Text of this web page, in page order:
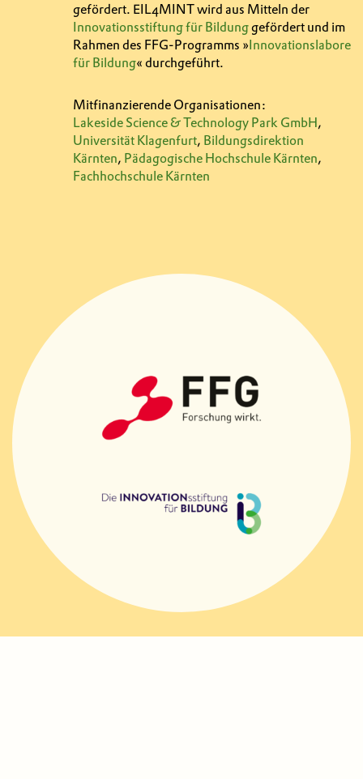
gefördert. EIL4MINT wird aus Mitteln der
Innovationsstiftung für Bildunggefördert und im
Rahmen des FFG-Programms »Innovationslabore
für Bildung« durchgeführt.
Mitfinanzierende Organisationen:
Lakeside Science & Technology Park GmbH,
Universität Klagenfurt, Bildungsdirektion
Kärnten, Pädagogische Hochschule Kärnten,
Fachhochschule Kärnten